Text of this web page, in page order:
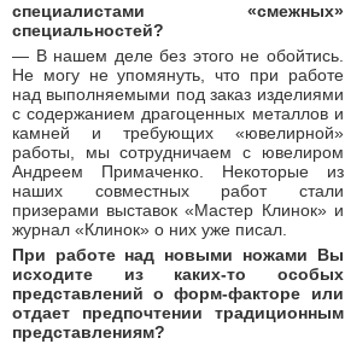
специалистами «смежных»
специальностей?
— В нашем деле без этого не обойтись.
Не могу не упомянуть, что при работе
над выполняемыми под заказ изделиями
с содержанием драгоценных металлов и
камней и требующих «ювелирной»
работы, мы сотрудничаем с ювелиром
Андреем Примаченко. Некоторые из
наших совместных работ стали
призерами выставок «Мастер Клинок» и
журнал «Клинок» о них уже писал.
При работе над новыми ножами Вы
исходите из каких-то особых
представлений о форм-факторе или
отдает предпочтении традиционным
представлениям?